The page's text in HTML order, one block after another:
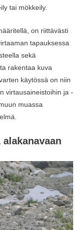
tai mökkeily.
on riittävästi
tapauksessa
sekä
rakentaa kuva
käytössä on niin
virtausaineistoihin ja -
muassa